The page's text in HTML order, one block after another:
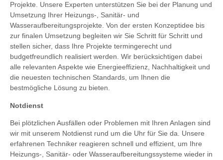
Projekte. Unsere Experten unterstützen Sie bei der Planung und
Umsetzung Ihrer Heizungs-, Sanitär- und
Wasseraufbereitungsprojekte. Von der ersten Konzeptidee bis
zur finalen Umsetzung begleiten wir Sie Schritt für Schritt und
stellen sicher, dass Ihre Projekte termingerecht und
budgetfreundlich realisiert werden. Wir berücksichtigen dabei
alle relevanten Aspekte wie Energieeffizienz, Nachhaltigkeit und
die neuesten technischen Standards, um Ihnen die
bestmögliche Lösung zu bieten.
Notdienst
Bei plötzlichen Ausfällen oder Problemen mit Ihren Anlagen sind
wir mit unserem Notdienst rund um die Uhr für Sie da. Unsere
erfahrenen Techniker reagieren schnell und effizient, um Ihre
Heizungs-, Sanitär- oder Wasseraufbereitungssysteme wieder in